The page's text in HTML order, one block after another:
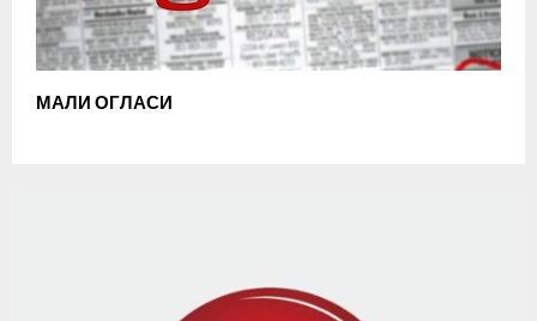
МАЛИ ОГЛАСИ